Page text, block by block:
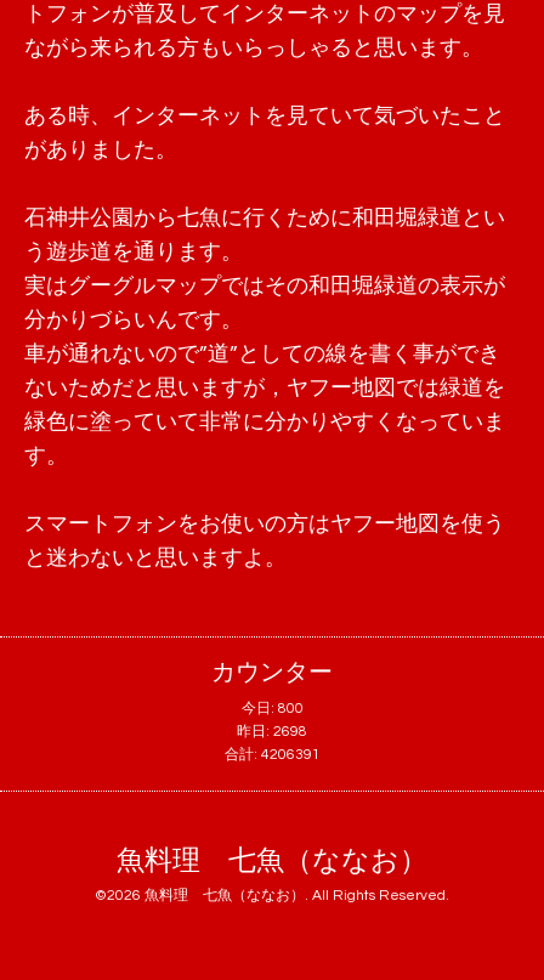
トフォンが普及してインターネットのマップを見
ながら来られる方もいらっしゃると思います。
ある時、インターネットを見ていて気づいたこと
がありました。
石神井公園から七魚に行くために和田堀緑道 とい
う遊歩道を通ります。
実はグーグルマップではその和田堀緑道の表示が
分かりづらいんです。
車が通れないので”道”としての線を書く事ができ
ないためだと思いますが，ヤフー地図では緑道を
緑色に塗っていて非常に分かりやすくなっていま
す。
スマートフォンをお使いの方はヤフー地図を使う
と迷わないと思いますよ。
カウンター
今日: 800
昨日: 2698
合計: 4206391
魚料理 七魚（ななお）
©2026 魚料理 七魚（ななお） . All Rights Reserved.